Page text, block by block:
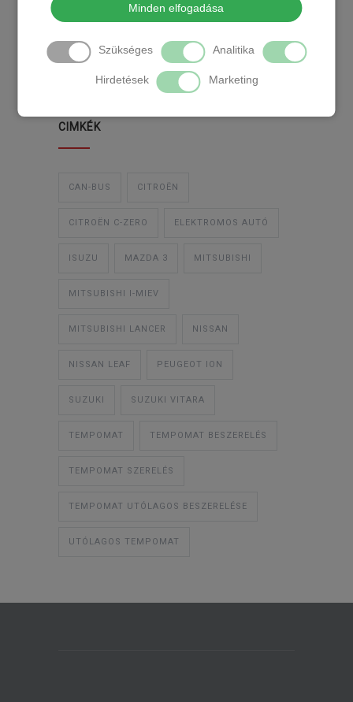
Minden elfogadása
Szükséges Analitika
Hirdetések Marketing
CIMKÉK
CAN-BUS CITROËN
CITROËN C-ZERO ELEKTROMOS AUTÓ
ISUZU MAZDA 3 MITSUBISHI
MITSUBISHI I-MIEV
MITSUBISHI LANCER NISSAN
NISSAN LEAF PEUGEOT ION
SUZUKI SUZUKI VITARA
TEMPOMAT TEMPOMAT BESZERELÉS
TEMPOMAT SZERELÉS
TEMPOMAT UTÓLAGOS BESZERELÉSE
UTÓLAGOS TEMPOMAT